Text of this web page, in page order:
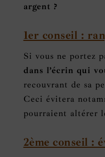
argent ?
1er conseil :
Si vous ne portez
dans l’écrin qui
recouvrant de sa
Ceci évitera
pourraient altérer
2ème conseil :